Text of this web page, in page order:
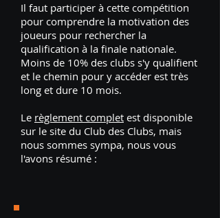
Il faut participer à cette compétition
pour comprendre la motivation des
joueurs pour rechercher la
qualification à la finale nationale.
Moins de 10% des clubs s'y qualifient
et le chemin pour y accéder est très
long et dure 10 mois.
Le règlement complet est disponible
sur le site du Club des Clubs, mais
nous sommes sympa, nous vous
l'avons résumé :